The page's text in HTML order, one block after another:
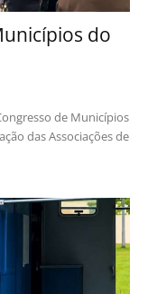
do
de Municípios
das Associações de